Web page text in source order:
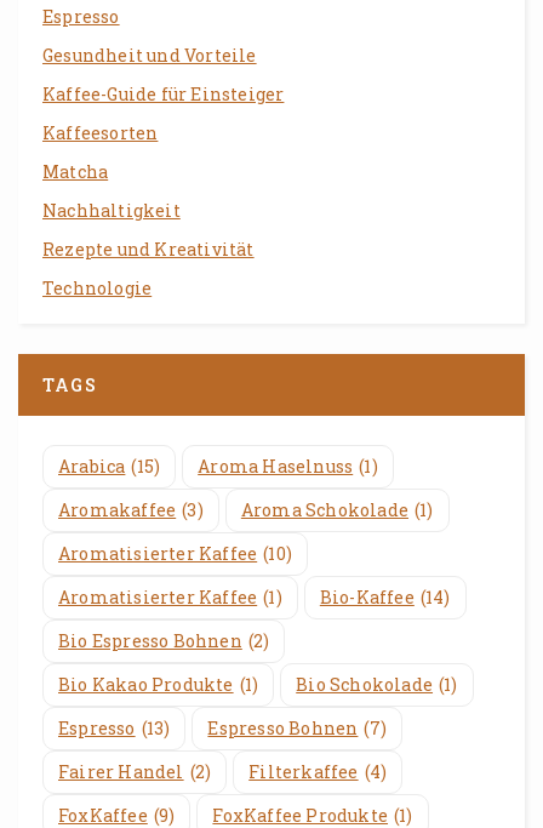
Espresso
Gesundheit und Vorteile
Kaffee-Guide für Einsteiger
Kaffeesorten
Matcha
Nachhaltigkeit
Rezepte und Kreativität
Technologie
TAGS
Arabica (15) Aroma Haselnuss (1)
Aromakaffee (3) Aroma Schokolade (1)
Aromatisierter Kaffee (10)
Aromatisierter Kaffee (1) Bio-Kaffee (14)
Bio Espresso Bohnen (2)
Bio Kakao Produkte (1) Bio Schokolade (1)
Espresso (13) Espresso Bohnen (7)
Fairer Handel (2) Filterkaffee (4)
FoxKaffee (9) FoxKaffee Produkte (1)